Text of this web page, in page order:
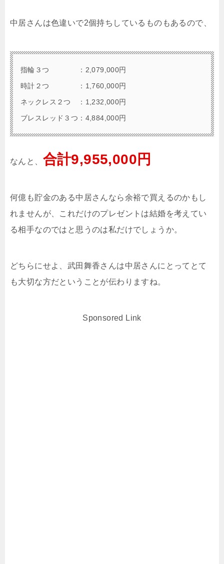
中居さんは色違いで2個持ちしているものもあるので、
指輪３つ ：2,079,000円
時計２つ ：1,760,000円
ネックレス２つ ：1,232,000円
ブレスレッド３つ：4,884,000円
なんと、 合計9,955,000円
何億も貯金のある中居さんなら余裕で買えるのかもし
れませんが、これだけのプレゼントは結婚を考えてい
る相手なのではと思うのは私だけでしょうか。
どちらにせよ、武田舞香さんは中居さんにとってとて
も大切な方だということが伝わりますね。
Sponsored Link